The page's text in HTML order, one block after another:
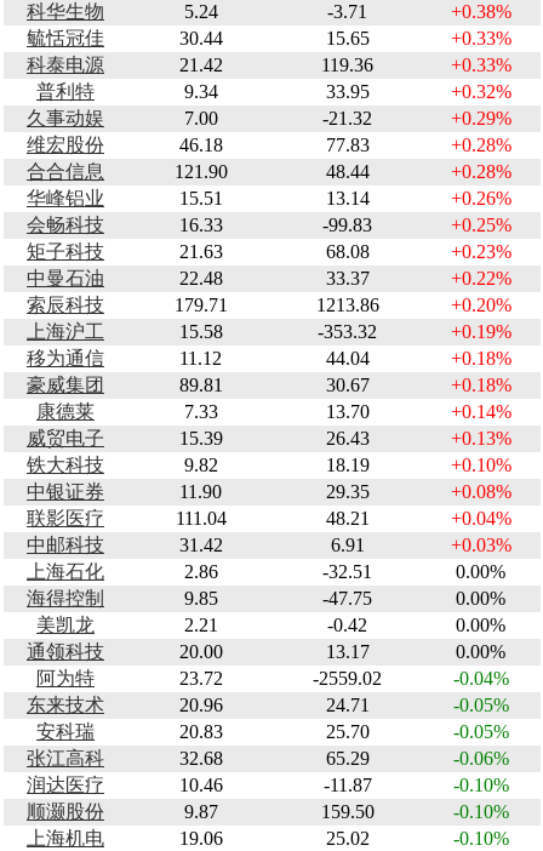
科华生物
5.24 -3.71
+0.38%
毓恬冠佳
30.44 15.65
+0.33%
科泰电源
21.42 119.36
+0.33%
普利特
9.34 33.95
+0.32%
久事动娱
7.00 -21.32
+0.29%
维宏股份
46.18 77.83
+0.28%
合合信息
121.90 48.44
+0.28%
华峰铝业
15.51 13.14
+0.26%
会畅科技
16.33 -99.83
+0.25%
矩子科技
21.63 68.08
+0.23%
中曼石油
22.48 33.37
+0.22%
索辰科技
179.71 1213.86
+0.20%
上海沪工
15.58 -353.32
+0.19%
移为通信
11.12 44.04
+0.18%
豪威集团
89.81 30.67
+0.18%
康德莱
7.33 13.70
+0.14%
威贸电子
15.39 26.43
+0.13%
铁大科技
9.82 18.19
+0.10%
中银证券
11.90 29.35
+0.08%
联影医疗
111.04 48.21
+0.04%
中邮科技
31.42 6.91
+0.03%
上海石化
2.86 -32.51
0.00%
海得控制
9.85 -47.75
0.00%
美凯龙
2.21 -0.42
0.00%
通领科技
20.00 13.17
0.00%
阿为特
23.72 -2559.02
-0.04%
东来技术
20.96 24.71
-0.05%
安科瑞
20.83 25.70
-0.05%
张江高科
32.68 65.29
-0.06%
润达医疗
10.46 -11.87
-0.10%
顺灏股份
9.87 159.50
-0.10%
上海机电
19.06 25.02
-0.10%